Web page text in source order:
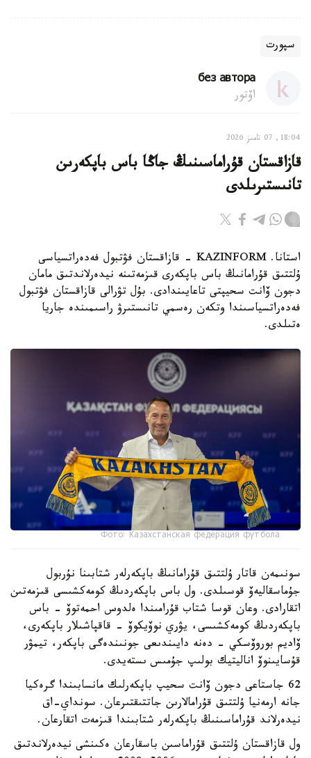
سپورت
без автора
اۆتور
18:04, 07 تامىز 2026
قازاقستان قۇراماسىنىڭ جاڭا باس باپكەرىن
تانىستىرىلدى
استانا. KAZINFORM - قازاقستان فۋتبول فەدەراتسياسى
ۇلتتىق قۇرامانىڭ باس باپكەرى قىزمەتىنە نيدەرلاندتىق مامان
دجون ۆانت سحيپتى تاعايىندادى. بۇل تۋرالى قازاقستان فۋتبول
فەدەراتسياسىندا وتكەن رەسمي تانىستىرۋ راسىمىندە جاريا
ەتىلدى.
Фото: Казахстанская федерация футбола
سونىمەن قاتار ۇلتتىق قۇرامانىڭ باپكەرلەر شتابىنا نۇربول
جۇماسقاليەۆ قوسىلدى. ول باس باپكەردىڭ كومەكشىسى قىزمەتىن
اتقارادى. وعان قوسا شتاب قۇرامىندا ەلدوس احمەتوۆ - باس
باپكەردىڭ كومەكشىسى، يۋري نوۆيكوۆ - قاقپاشىلار باپكەرى،
ۆاديم بوروۆسكي - دەنە دايىندىعى جونىندەگى باپكەر، تيمۋر
قۇسايىنوۆ اناليتيك بولىپ جۇمىس ىستەيدى.
62 جاستاعى دجون ۆانت سحيپ باپكەرلىك مانسابىندا گرەكيا
جانە ارمەنيا ۇلتتىق قۇرامالارىن جاتتىقتىرعان. سونداي-اق
نيدەرلاند قۇراماسىنىڭ باپكەرلەر شتابىندا قىزمەت اتقارعان.
ول قازاقستان ۇلتتىق قۇراماسىن باسقارعان ەكىنشى نيدەرلاندتىق